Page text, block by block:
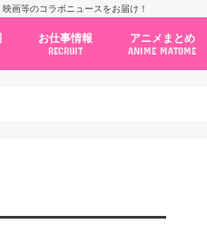
画等のコラボニュースをお届け！
お仕事情報
RECRUIT
アニメまとめ
ANIME MATOME